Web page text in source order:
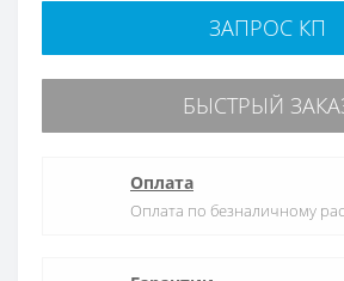
ЗАПРОС КП
БЫСТРЫЙ
Оплата
Оплата по безналичному